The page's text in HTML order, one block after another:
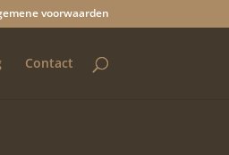
voorwaarden
Contact